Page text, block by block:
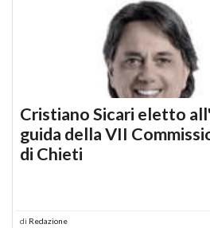
Cristiano Sicari eletto
guida della VII
di Chieti
di Redazione